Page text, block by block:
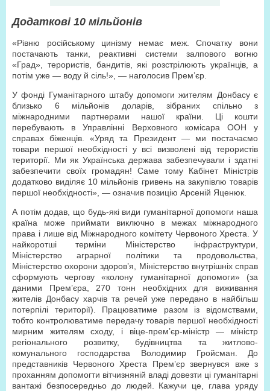
Додаткові 10 мільйонів
«Рівню російському цинізму немає меж. Спочатку вони
постачають танки, реактивні системи залпового вогню
«Град», терористів, бандитів, які розстрілюють українців, а
потім уже — воду й сіль!», — наголосив Прем’єр.
У фонді Гуманітарного штабу допомоги жителям Донбасу є
близько 6 мільйонів доларів, зібраних спільно з
міжнародними партнерами нашої країни. Ці кошти
перебувають в Управлінні Верховного комісара ООН у
справах біженців. «Уряд та Президент — ми постачаємо
товари першої необхідності у всі визволені від терористів
території. Ми як Українська держава забезпечували і здатні
забезпечити своїх громадян! Саме тому Кабінет Міністрів
додатково виділяє 10 мільйонів гривень на закупівлю товарів
першої необхідності», — означив позицію Арсеній Яценюк.
А потім додав, що будь-які види гуманітарної допомоги наша
країна може приймати виключно в межах міжнародного
права і лише від Міжнародного комітету Червоного Хреста. У
найкоротші терміни Міністерство інфраструктури,
Міністерство аграрної політики та продовольства,
Міністерство охорони здоров’я, Міністерство внутрішніх справ
сформують чергову «колону гуманітарної допомоги» (за
даними Прем’єра, 270 тонн необхідних для виживання
жителів Донбасу харчів та речей уже передано в найбільш
потерпілі території). Працюватиме разом із відомствами,
тобто контролюватиме передачу товарів першої необхідності
мирним жителям сходу, і віце-прем’єр-міністр — міністр
регіонального розвитку, будівництва та житлово-
комунального господарства Володимир Гройсман. До
представників Червоного Хреста Прем’єр звернувся вже з
проханням допомогти вітчизняній владі довезти ці гуманітарні
вантажі безпосередньо до людей. Кажучи це, глава уряду